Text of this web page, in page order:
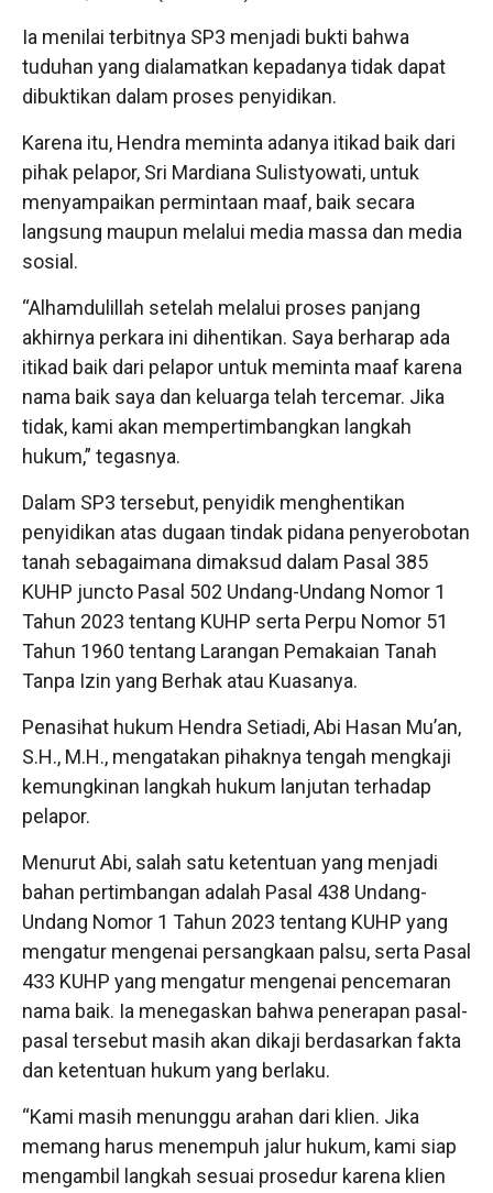
Ia menilai terbitnya SP3 menjadi bukti bahwa
tuduhan yang dialamatkan kepadanya tidak dapat
dibuktikan dalam proses penyidikan.
Karena itu, Hendra meminta adanya itikad baik dari
pihak pelapor, Sri Mardiana Sulistyowati, untuk
menyampaikan permintaan maaf, baik secara
langsung maupun melalui media massa dan media
sosial.
“Alhamdulillah setelah melalui proses panjang
akhirnya perkara ini dihentikan. Saya berharap ada
itikad baik dari pelapor untuk meminta maaf karena
nama baik saya dan keluarga telah tercemar. Jika
tidak, kami akan mempertimbangkan langkah
hukum,” tegasnya.
Dalam SP3 tersebut, penyidik menghentikan
penyidikan atas dugaan tindak pidana penyerobotan
tanah sebagaimana dimaksud dalam Pasal 385
KUHP juncto Pasal 502 Undang-Undang Nomor 1
Tahun 2023 tentang KUHP serta Perpu Nomor 51
Tahun 1960 tentang Larangan Pemakaian Tanah
Tanpa Izin yang Berhak atau Kuasanya.
Penasihat hukum Hendra Setiadi, Abi Hasan Mu’an,
S.H., M.H., mengatakan pihaknya tengah mengkaji
kemungkinan langkah hukum lanjutan terhadap
pelapor.
Menurut Abi, salah satu ketentuan yang menjadi
bahan pertimbangan adalah Pasal 438 Undang-
Undang Nomor 1 Tahun 2023 tentang KUHP yang
mengatur mengenai persangkaan palsu, serta Pasal
433 KUHP yang mengatur mengenai pencemaran
nama baik. Ia menegaskan bahwa penerapan pasal-
pasal tersebut masih akan dikaji berdasarkan fakta
dan ketentuan hukum yang berlaku.
“Kami masih menunggu arahan dari klien. Jika
memang harus menempuh jalur hukum, kami siap
mengambil langkah sesuai prosedur karena klien